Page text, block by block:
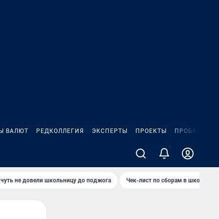
ВАЛЮТ РЕДКОЛЛЕГИЯ ЭКСПЕРТЫ ПРОЕКТЫ ПРОБКИ
не довели школьницу до поджога Чек-лист по сборам в школу в